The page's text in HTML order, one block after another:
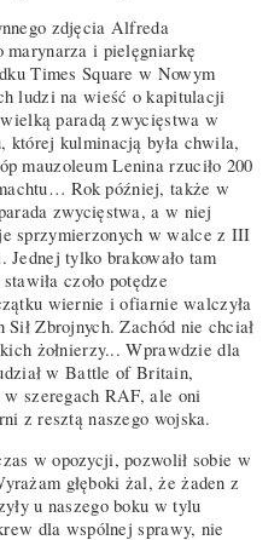
zdjęcia Alfreda
marynarza i pielęgniarkę
Times Square w Nowym
ludzi na wieść o kapitulacji
paradą zwycięstwa w
której kulminacją była chwila,
mauzoleum Lenina rzuciło 200
Rok później, także w
zwycięstwa, a w niej
sprzymierzonych w walce z III
tylko brakowało tam
czoło potędze
wiernie i ofiarnie walczyła
Zbrojnych. Zachód nie chciał
żołnierzy... Wprawdzie dla
w Battle of Britain,
szeregach RAF, ale oni
z resztą naszego wojska.
w opozycji, pozwolił sobie w
głęboki żal, że żaden z
u naszego boku w tylu
dla wspólnej sprawy, nie